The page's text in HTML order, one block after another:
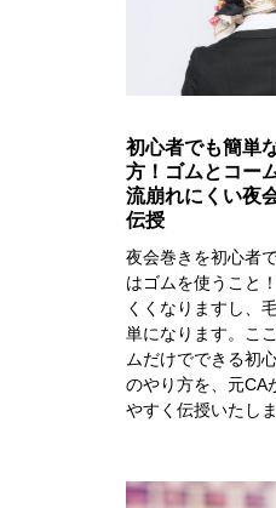
初心者でも簡単
方！ゴムとコー
流崩れにくい夜
伝授
夜会巻きを初心者
はゴムを使うこと
くくなりますし、
単になります。こ
ムだけでできる初
のやり方を、元CA
やすく伝授いたしま